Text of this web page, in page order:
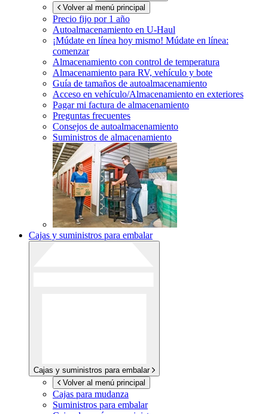
Volver al menú principal
Precio fijo por 1 año
Autoalmacenamiento en U-Haul
¡Múdate en línea hoy mismo! Múdate en línea:
comenzar
Almacenamiento con control de temperatura
Almacenamiento para RV, vehículo y bote
Guía de tamaños de autoalmacenamiento
Acceso en vehículo/Almacenamiento en exteriores
Pagar mi factura de almacenamiento
Preguntas frecuentes
Consejos de autoalmacenamiento
Suministros de almacenamiento
Cajas y suministros para embalar
Cajas y suministros para embalar
Volver al menú principal
Cajas para mudanza
Suministros para embalar